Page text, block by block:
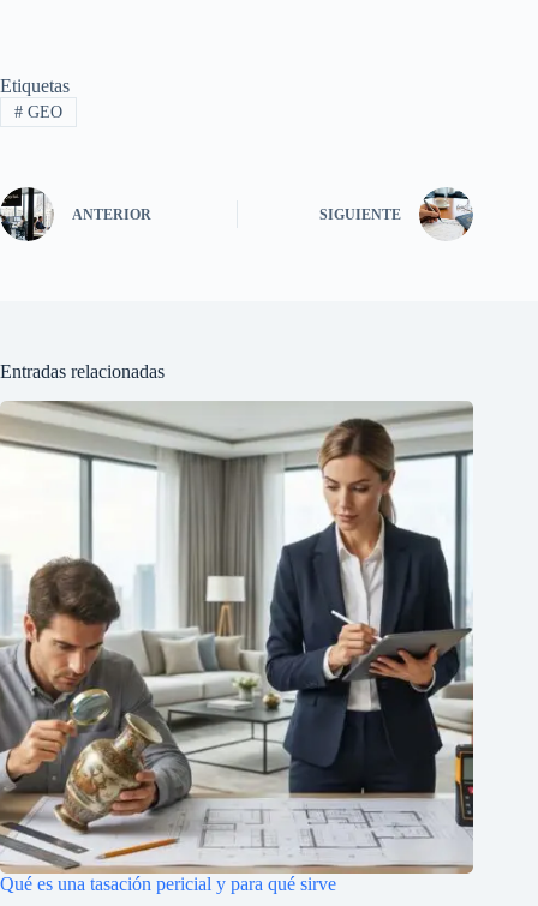
Etiquetas
#GEO
ANTERIOR SIGUIENTE
Entradas relacionadas
Qué es una tasación pericial y para qué sirve